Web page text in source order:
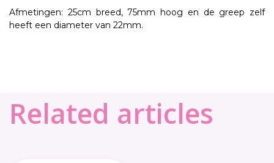
Afmetingen: 25cm breed, 75mm hoog en de greep zelf
heeft een diameter van 22mm.
Related articles